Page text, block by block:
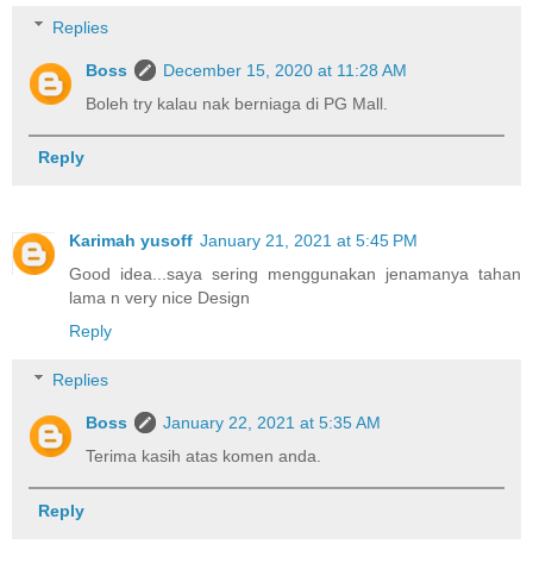
Replies
Boss
December 15, 2020 at 11:28 AM
Boleh try kalau nak berniaga di PG Mall.
Reply
Karimah yusoff January 21, 2021 at 5:45 PM
Good idea...saya sering menggunakan jenamanya tahan
lama n very nice Design
Reply
Replies
Boss
January 22, 2021 at 5:35 AM
Terima kasih atas komen anda.
Reply